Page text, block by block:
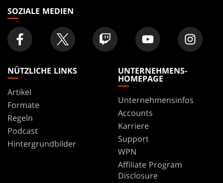
SOZIALE MEDIEN
NÜTZLICHE LINKS
Artikel
Formate
Regeln
Podcast
Hintergrundbilder
UNTERNEHMENS-
HOMEPAGE
Unternehmensinfos
Accounts
Karriere
Support
WPN
Affiliate Program
Disclosure